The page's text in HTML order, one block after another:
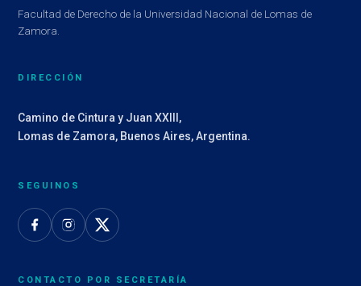
Facultad de Derecho de la Universidad Nacional de Lomas de
Zamora.
DIRECCIÓN
Camino de Cintura y Juan XXIII,
Lomas de Zamora, Buenos Aires, Argentina.
SEGUINOS
CONTACTO POR SECRETARÍA